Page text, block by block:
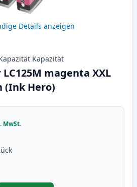
Details anzeigen
Kapazität
magenta XXL
Hero)
MwSt.